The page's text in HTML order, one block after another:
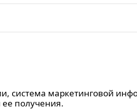
система маркетинговой
получения.